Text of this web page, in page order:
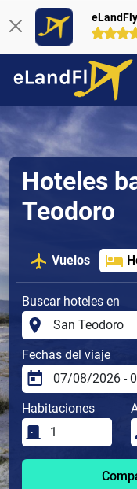
Hoteles
Teodoro
Vuelos
Buscar hoteles en
Fechas del viaje
Habitaciones